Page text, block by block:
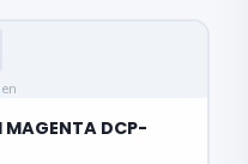
MAGENTA DCP-